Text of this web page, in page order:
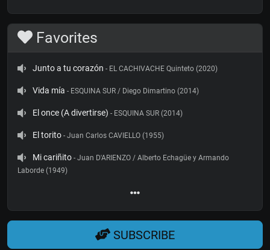
Favorites
Junto a tu corazón - EL CACHIVACHE Quinteto (2020)
Vida mía - ESQUINA SUR / Diego Dimartino (2014)
El once (A divertirse) - ESQUINA SUR (2014)
El torito - Juan Carlos CAVIELLO (1955)
Mi cariñito - Juan D'ARIENZO / Alberto Echagüe y Armando
Laborde (1949)
SUBSCRIBE